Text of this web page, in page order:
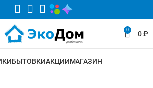
0 0₽
БЫТОВКИАКЦИИМАГАЗИН